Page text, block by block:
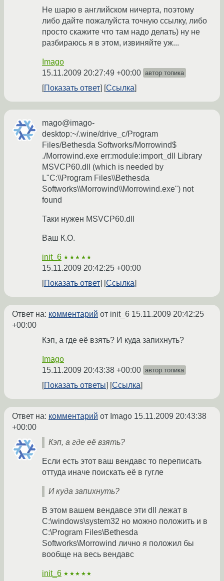
Не шарю в английском ничерта, поэтому
либо дайте пожалуйста точную ссылку, либо
просто скажите что там надо делать) ну не
разбираюсь я в этом, извиняйте уж...
Imago
15.11.2009 20:27:49 +00:00 автор топика
Показать ответ Ссылка
mago@imago-
desktop:~/.wine/drive_c/Program
Files/Bethesda Softworks/Morrowind$
./Morrowind.exe err:module:import_dll Library
MSVCP60.dll (which is needed by
L"C:\\Program Files\\Bethesda
Softworks\\Morrowind\\Morrowind.exe") not
found
Таки нужен MSVCP60.dll
Ваш К.О.
init_6 ★★★★★
15.11.2009 20:42:25 +00:00
Показать ответ
Ссылка
Ответ на: комментарий от init_6 15.11.2009 20:42:25
+00:00
Кэп, а где её взять? И куда запихнуть?
Imago
15.11.2009 20:43:38 +00:00 автор топика
Показать ответы Ссылка
Ответ на: комментарий от Imago 15.11.2009 20:43:38
+00:00
Кэп, а где её взять?
Если есть этот ваш вендавс то переписать
оттуда иначе поискать её в гугле
И куда запихнуть?
В этом вашем вендавсе эти dll лежат в
C:\windows\system32 но можно положить и в
C:\Program Files\Bethesda
Softworks\Morrowind лично я положил бы
вообще на весь вендавс
init_6 ★★★★★